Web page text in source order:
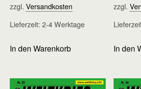
zzgl. Versandkosten
Lieferzeit: 2-4 Werktage
In den Warenkorb
zzgl.
In den